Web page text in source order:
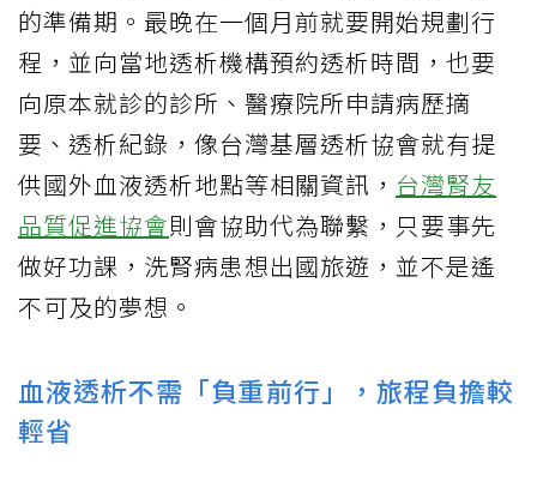
的準備期。最晚在一個月前就要開始規劃行
程，並向當地透析機構預約透析時間，也要
向原本就診的診所、醫療院所申請病歷摘
要、透析紀錄，像台灣基層透析協會就有提
供國外血液透析地點等相關資訊， 台灣腎友
品質促進協會則會協助代為聯繫，只要事先
做好功課，洗腎病患想出國旅遊，並不是遙
不可及的夢想。
血液透析不需「負重前行」，旅程負擔較
輕省